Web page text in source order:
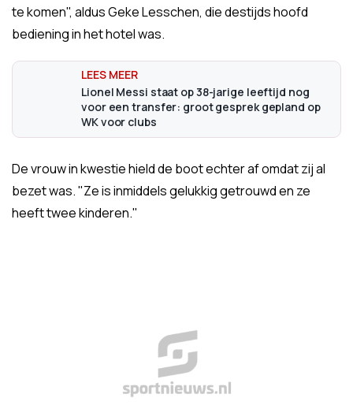
te komen", aldus Geke Lesschen, die destijds hoofd
bediening in het hotel was.
Lionel Messi staat op 38-jarige leeftijd nog
voor een transfer: groot gesprek gepland op
WK voor clubs
De vrouw in kwestie hield de boot echter af omdat zij al
bezet was. "Ze is inmiddels gelukkig getrouwd en ze
heeft twee kinderen."